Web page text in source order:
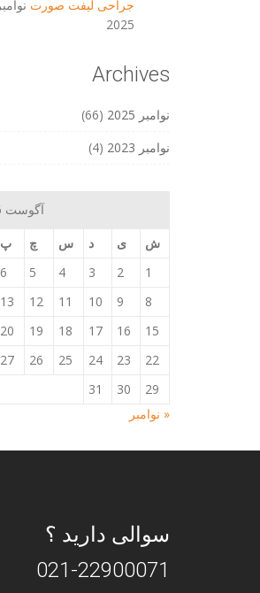
جراحی لیفت صورت
2025
Archives
نوامبر 2025
(66)
نوامبر 2023
(4)
آگوست 2026
ش
ی د س چ پ
1
2
3
4
5
6
8
9
10
11
12
13
15
16
17
18
19
20
22
23
24
25
26
27
29
30
31
« نوامبر
سوالی دارید ؟
021-22900071